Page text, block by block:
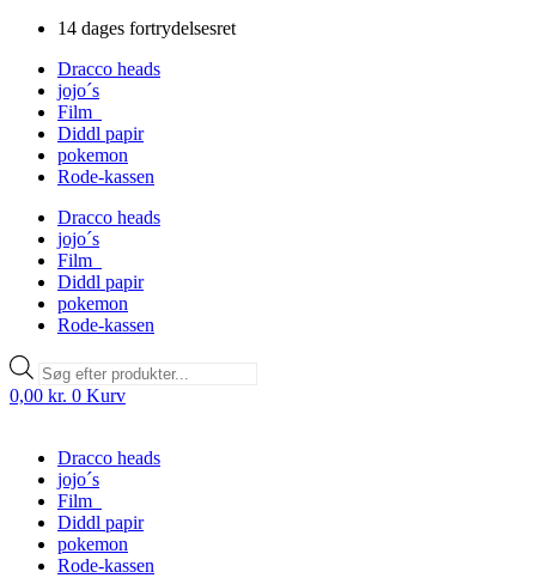
14 dages fortrydelsesret
Dracco heads
jojo´s
Film
Diddl papir
pokemon
Rode-kassen
Dracco heads
jojo´s
Film
Diddl papir
pokemon
Rode-kassen
Products
search
0,00 kr. 0 Kurv
Dracco heads
jojo´s
Film
Diddl papir
pokemon
Rode-kassen